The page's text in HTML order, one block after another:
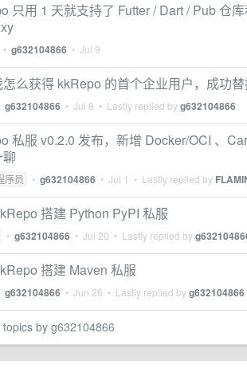
只用 1 天就支持了 Futter / Dart / Pub 仓
• g632104866 • Jul 9
么获得 kkRepo 的首个企业用户，成功
g632104866 • Jul 8 • Lastly replied byg632104866
私服 v0.2.0 发布，新增 Docker/OCI 、
序员 • g632104866 • Jul 1 • Lastly replied by
搭建 Python PyPI 私服
• g632104866 • Jul 20 • Lastly replied by
搭建 Maven 私服
g632104866 • Jun 26 • Lastly replied byg632104866
topics by g632104866